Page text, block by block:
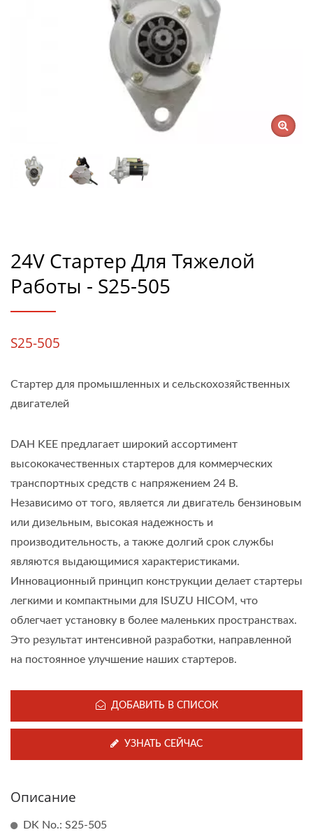
24V Стартер Для Тяжелой
Работы - S25-505
S25-505
Стартер для промышленных и сельскохозяйственных
двигателей
DAH KEE предлагает широкий ассортимент
высококачественных стартеров для коммерческих
транспортных средств с напряжением 24 В.
Независимо от того, является ли двигатель бензиновым
или дизельным, высокая надежность и
производительность, а также долгий срок службы
являются выдающимися характеристиками.
Инновационный принцип конструкции делает стартеры
легкими и компактными для ISUZU HICOM, что
облегчает установку в более маленьких пространствах.
Это результат интенсивной разработки, направленной
на постоянное улучшение наших стартеров.
ДОБАВИТЬ В СПИСОК
УЗНАТЬ СЕЙЧАС
Описание
DK No.: S25-505